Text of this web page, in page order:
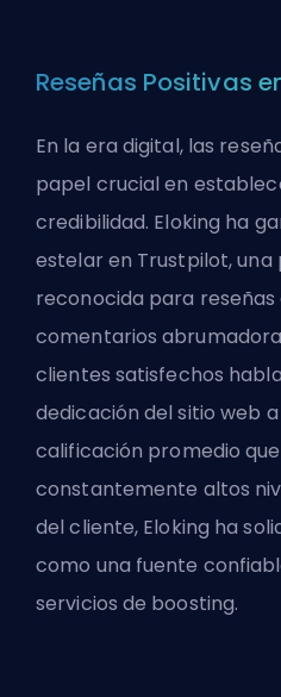
Reseñas Positivas
En la era digital, las
papel crucial en
credibilidad. Eloking ha
estelar en Trustpilot,
reconocida para reseñas
comentarios
clientes satisfechos
dedicación del sitio web
calificación promedio
constantemente altos
del cliente, Eloking ha
como una fuente
servicios de boosting.